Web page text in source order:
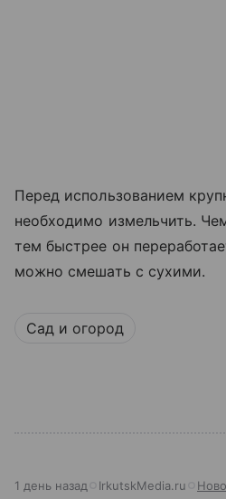
Перед использованием
необходимо измельчить.
тем быстрее он
можно смешать с сухими.
Сад и огород
1 день назад IrkutskMedia.ru